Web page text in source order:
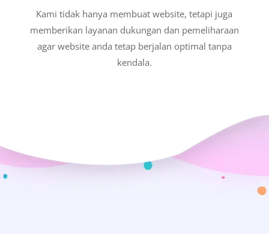
Kami tidak hanya membuat website, tetapi juga
memberikan layanan dukungan dan pemeliharaan
agar website anda tetap berjalan optimal tanpa
kendala.